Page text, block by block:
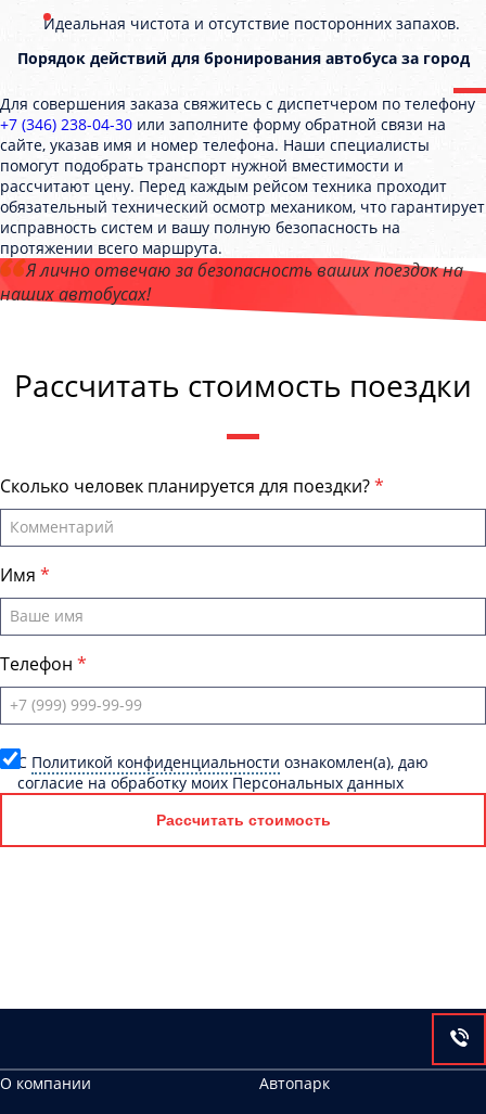
Идеальная чистота и отсутствие посторонних запахов.
Порядок действий для бронирования автобуса за город
Для совершения заказа свяжитесь с диспетчером по телефону
+7 (346) 238-04-30 или заполните форму обратной связи на
сайте, указав имя и номер телефона. Наши специалисты
помогут подобрать транспорт нужной вместимости и
рассчитают цену. Перед каждым рейсом техника проходит
обязательный технический осмотр механиком, что гарантирует
исправность систем и вашу полную безопасность на
протяжении всего маршрута.
Я лично отвечаю за безопасность ваших поездок на
наших автобусах!
Рассчитать стоимость поездки
Сколько человек планируется для поездки?
Имя
Телефон
C Политикой конфиденциальности ознакомлен(а), даю
согласие на обработку моих Персональных данных
Рассчитать стоимость
О компании Автопарк